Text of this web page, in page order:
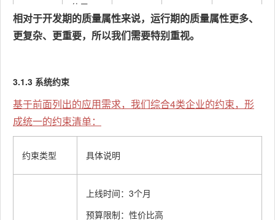
使用
暂时可
互操作
需考虑
（但要
需考
要考虑
差异性
相对于开发期的质量属性来说，运行期的质量属性更多、
更复杂、更重要，所以我们需要特别重视。
3.1.3 系统约束
基于前面列出的应用需求，我们综合4类企业的约束，形
成统一的约束清单：
约束类型 具体说明
上线时间：3个月
预算限制：性价比高